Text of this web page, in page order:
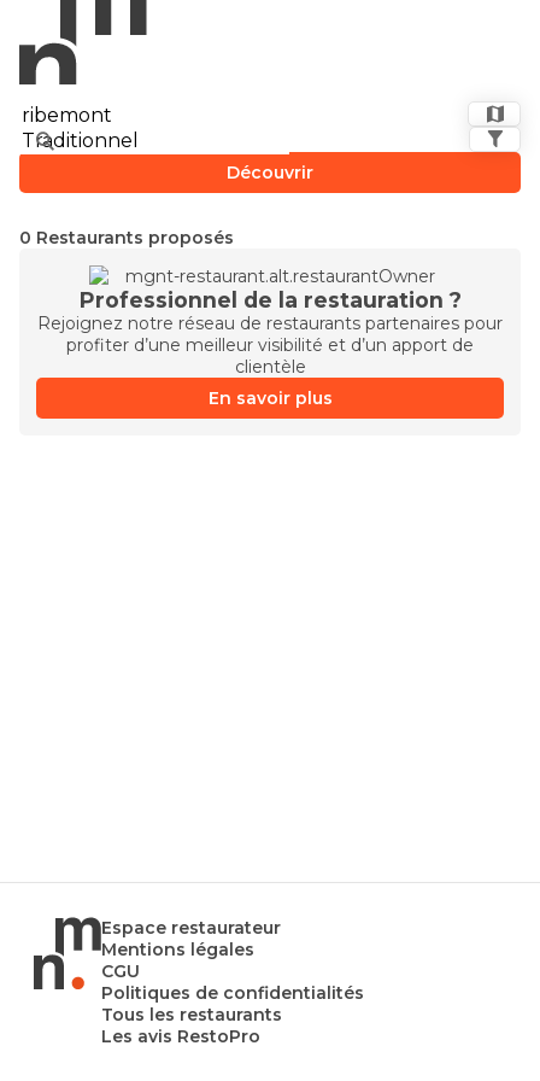
Découvrir
0 Restaurants proposés
Professionnel de la restauration ?
Rejoignez notre réseau de restaurants partenaires pour
profiter d’une meilleur visibilité et d’un apport de
clientèle
En savoir plus
Espace restaurateur
Mentions légales
CGU
Politiques de confidentialités
Tous les restaurants
Les avis RestoPro